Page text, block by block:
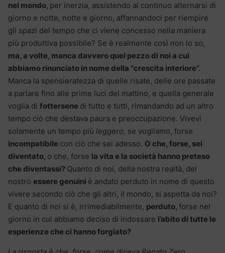
nel mondo, per inerzia, assistendo al continuo alternarsi di
giorno e notte, notte e giorno, affannandoci per riempire
gli spazi del tempo che ci viene concesso nella maniera
più produttiva possibile? Se è realmente così non lo so,
ma, a volte, manca davvero quel pezzo di noi a cui
abbiamo rinunciato in nome della “crescita interiore”.
Manca la spensieratezza di quelle risate, delle ore passate
a parlare fino alle prime luci del mattino, e quella generale
voglia di fottersene di tutto e tutti, rimandando ad un altro
tempo ciò che destava paura e preoccupazione. Vivevi
solamente un tempo più leggero, se vogliamo, forse
incompatibile con ciò che sei adesso. O che, forse, sei
diventato, o che, forse la vita e la società hanno preteso
che diventassi? Quanto di noi, della nostra realtà, del
nostro essere genuini è andato perduto in nome di questo
vivere secondo ciò che gli altri, il mondo, si aspetta da noi?
E quanto di noi si è, irrimediabilmente, perduto, forse nel
giorno in cui abbiamo deciso di indossare l’abito di tutte le
esperienze che ci hanno forgiato?